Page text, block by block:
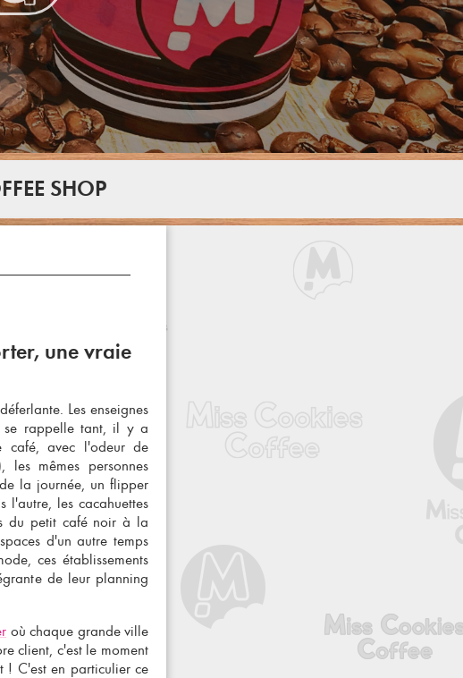
SHOP
une vraie
Les enseignes
rappelle tant, il y a
café, avec l'odeur de
mêmes personnes
la journée, un flipper
l'autre, les cacahuettes
du petit café noir à la
d'un autre temps
ces établissements
de leur planning
où chaque grande ville
client, c'est le moment
! C'est en particulier ce